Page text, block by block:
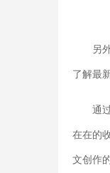
另
了解最
通
在在的
文创作